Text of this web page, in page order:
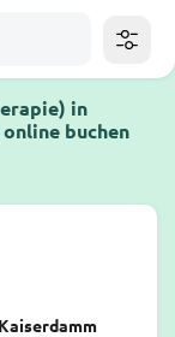
in
buchen